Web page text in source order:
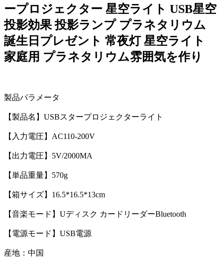
ープロジェクター 星空ライト USB星空
投影効果 投影ランプ プラネタリウム
誕生日プレゼント 常夜灯 星空ライト
家庭用 プラネタリウム雰囲気を作り
製品パラメータ
【製品名】USBスタープロジェクターライト
【入力電圧】AC110-200V
【出力電圧】5V/2000MA
【単品重量】570g
【箱サイズ】16.5*16.5*13cm
【音楽モード】Uディスク カードリーダーBluetooth
【電源モード】USB電源
産地：中国